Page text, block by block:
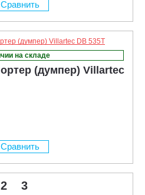
Сравнить
на складе
(думпер) Villartec
Сравнить
2 3